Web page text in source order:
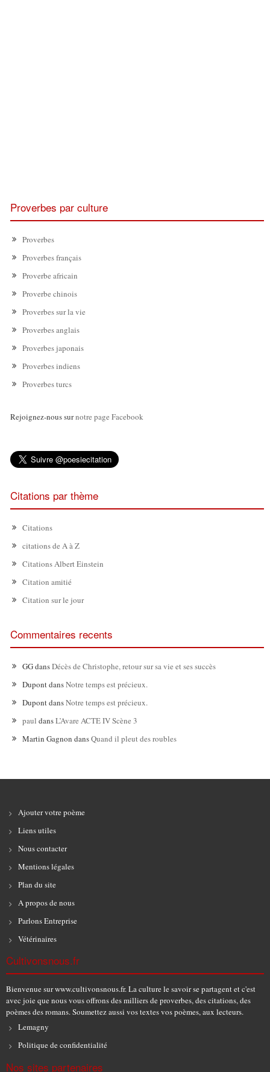
Proverbes par culture
Proverbes
Proverbes français
Proverbe africain
Proverbe chinois
Proverbes sur la vie
Proverbes anglais
Proverbes japonais
Proverbes indiens
Proverbes turcs
Rejoignez-nous surnotre page Facebook
Citations par thème
Citations
citations de A à Z
Citations Albert Einstein
Citation amitié
Citation sur le jour
Commentaires recents
GGdansDécès de Christophe, retour sur sa vie et ses succès
DupontdansNotre temps est précieux.
DupontdansNotre temps est précieux.
paul dansL’Avare ACTE IV Scène 3
Martin Gagnon dansQuand il pleut des roubles
Ajouter votre poème
Liens utiles
Nous contacter
Mentions légales
Plan du site
A propos de nous
Parlons Entreprise
Vétérinaires
Cultivonsnous.fr
Bienvenue sur www.cultivonsnous.fr. La culture le savoir se partagent et c'est
avec joie que nous vous offrons des milliers de proverbes, des citations, des
poèmes des romans. Soumettez aussi vos textes vos poèmes, aux lecteurs.
Lemagny
Politique de confidentialité
Nos sites partenaires